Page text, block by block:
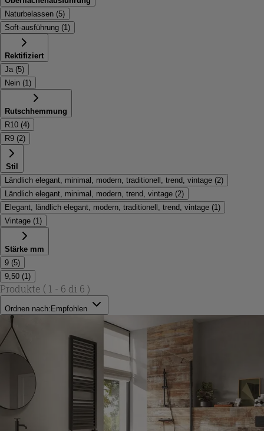
Naturbelassen (5)
Soft-ausführung (1 )
Rektifiziert
Ja (5)
Nein (1 )
Rutschhemmung
R10 (4)
R9 (2)
Stil
Ländlich elegant, minimal, modern, traditionell, trend, vintage (2)
Ländlich elegant, minimal, modern, trend, vintage (2)
Elegant, ländlich elegant, modern, traditionell, trend, vintage (1 )
Vintage (1 )
Stärke mm
9 (5)
9,50 (1 )
Produkte ( 1 - 6 di 6 )
Ordnen nach: Empfohlen